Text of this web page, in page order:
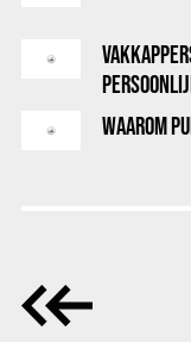
WAAROM